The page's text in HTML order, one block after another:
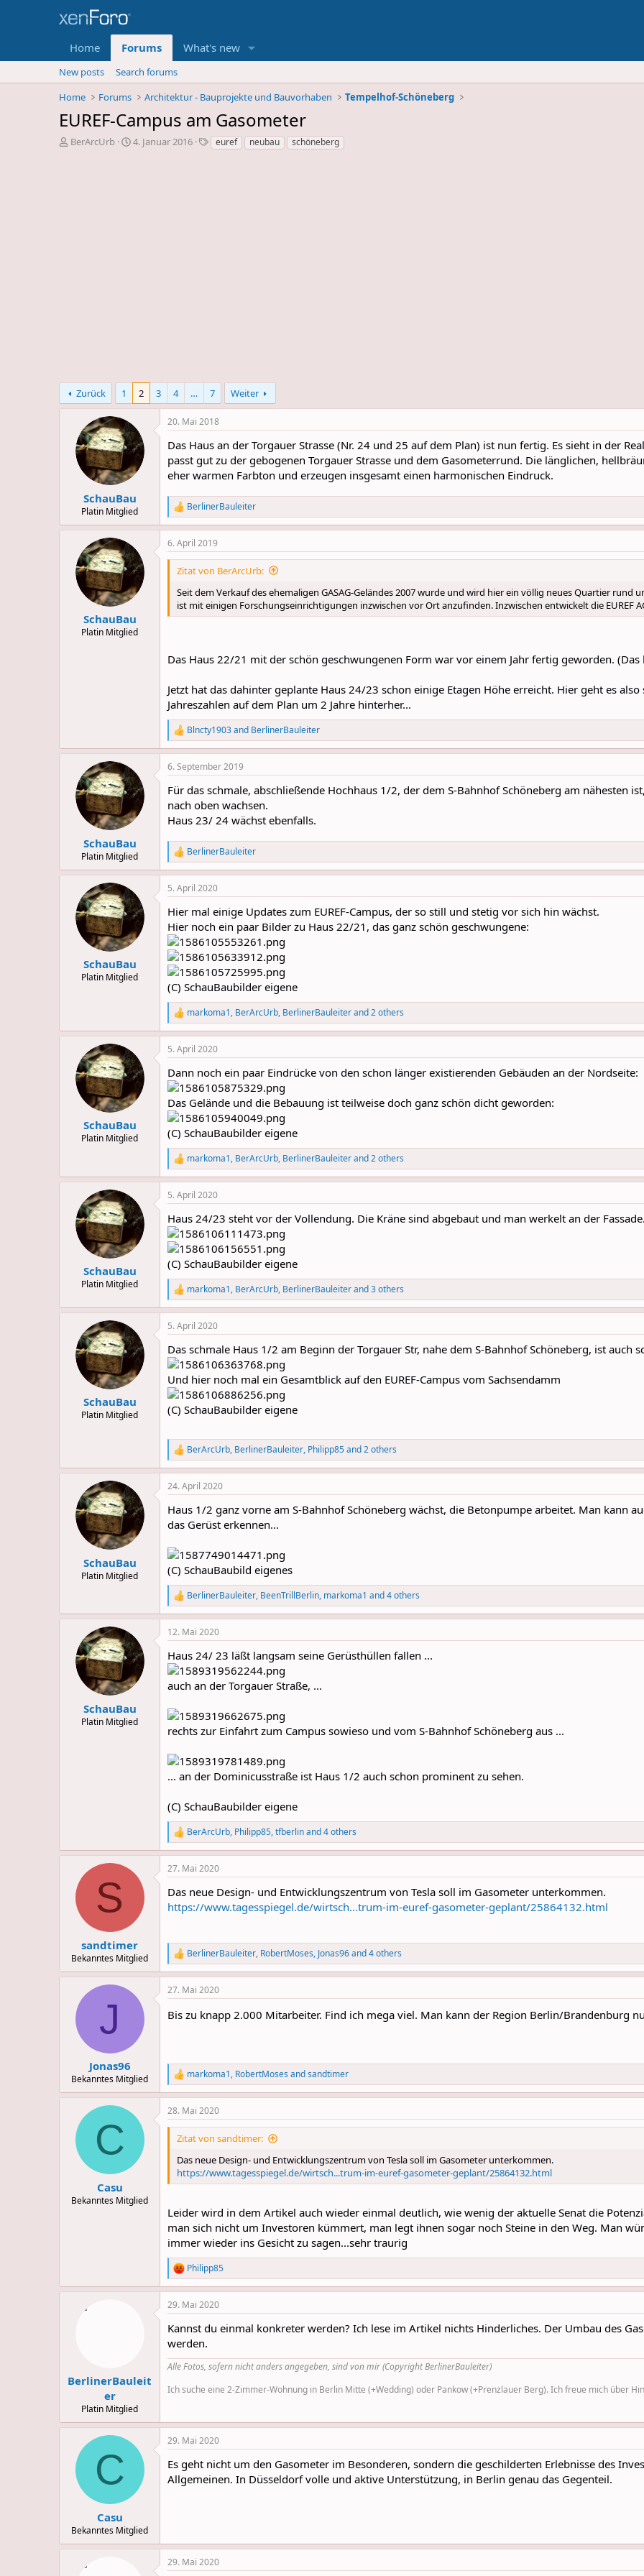
Home Forums What's new
New posts
Search forums
Home
Forums Architektur - Bauprojekte und Bauvorhaben Tempelhof-Schöneberg
EUREF-Campus am Gasometer
E
BerArcUrb
E
4. Januar 2016
S
c
euref neubau schöneberg
Zurück 1 2 3 4 … 7 Weiter
SchauBau
Platin Mitglied
20. Mai 2018
Das Haus an der Torgauer Strasse (Nr. 24 und 25 auf dem Plan) ist nun fertig. Es sieht in der
passt gut zu der gebogenen Torgauer Strasse und dem Gasometerrund. Die länglichen,
eher warmen Farbton und erzeugen insgesamt einen harmonischen Eindruck.
R
e
a
c
t
n
:
BerlinerBauleiter
SchauBau
Platin Mitglied
6. April 2019
Zitat von BerArcUrb:
Seit dem Verkauf des ehemaligen GASAG-Geländes 2007 wurde und wird hier ein völlig neues Quartier rund
ist mit einigen Forschungseinrichtigungen inzwischen vor Ort anzufinden. Inzwischen entwickelt die EUREF
Das Haus 22/21 mit der schön geschwungenen Form war vor einem Jahr fertig geworden.
Jetzt hat das dahinter geplante Haus 24/23 schon einige Etagen Höhe erreicht. Hier geht es
Jahreszahlen auf dem Plan um 2 Jahre hinterher...
R
e
a
c
i
o
n
s
:
Blncty1903and BerlinerBauleiter
SchauBau
Platin Mitglied
6. September 2019
Für das schmale, abschließende Hochhaus 1/2, der dem S-Bahnhof Schöneberg am nähesten
nach oben wachsen.
Haus 23/ 24 wächst ebenfalls.
R
e
a
c
i
o
n
s
:
BerlinerBauleiter
SchauBau
Platin Mitglied
5. April 2020
Hier mal einige Updates zum EUREF-Campus, der so still und stetig vor sich hin wächst.
Hier noch ein paar Bilder zu Haus 22/21, das ganz schön geschwungene:
(C) SchauBaubilder eigene
R
e
a
c
i
o
n
s
:
markoma1, BerArcUrb, BerlinerBauleiterand 2 others
SchauBau
Platin Mitglied
5. April 2020
Dann noch ein paar Eindrücke von den schon länger existierenden Gebäuden an der Nordseite:
Das Gelände und die Bebauung ist teilweise doch ganz schön dicht geworden:
(C) SchauBaubilder eigene
R
e
a
c
i
o
n
s
:
markoma1, BerArcUrb, BerlinerBauleiterand 2 others
SchauBau
Platin Mitglied
5. April 2020
Haus 24/23 steht vor der Vollendung. Die Kräne sind abgebaut und man werkelt an der Fassade.
(C) SchauBaubilder eigene
R
e
a
c
i
o
n
s
:
markoma1, BerArcUrb, BerlinerBauleiterand 3 others
SchauBau
Platin Mitglied
5. April 2020
Das schmale Haus 1/2 am Beginn der Torgauer Str, nahe dem S-Bahnhof Schöneberg, ist auch
Und hier noch mal ein Gesamtblick auf den EUREF-Campus vom Sachsendamm
(C) SchauBaubilder eigene
R
e
a
c
i
o
s
:
BerArcUrb, BerlinerBauleiter, Philipp85and 2 others
SchauBau
Platin Mitglied
24. April 2020
Haus 1/2 ganz vorne am S-Bahnhof Schöneberg wächst, die Betonpumpe arbeitet. Man kann
das Gerüst erkennen...
(C) SchauBaubild eigenes
R
e
a
c
i
o
s
BerlinerBauleiter, BeenTrillBerlin, markoma1 and 4 others
SchauBau
Platin Mitglied
12. Mai 2020
Haus 24/ 23 läßt langsam seine Gerüsthüllen fallen ...
auch an der Torgauer Straße, ...
rechts zur Einfahrt zum Campus sowieso und vom S-Bahnhof Schöneberg aus ...
... an der Dominicusstraße ist Haus 1/2 auch schon prominent zu sehen.
(C) SchauBaubilder eigene
R
e
a
c
i
o
:
BerArcUrb, Philipp85,tfberlinand 4 others
S
sandtimer
Bekanntes Mitglied
27. Mai 2020
Das neue Design- und Entwicklungszentrum von Tesla soll im Gasometer unterkommen.
https://www.tagesspiegel.de/wirtsch...trum-im-euref-gasometer-geplant/25864132.html
R
e
a
c
i
:
BerlinerBauleiter, RobertMoses, Jonas96and 4 others
J
Jonas96
Bekanntes Mitglied
27. Mai 2020
Bis zu knapp 2.000 Mitarbeiter. Find ich mega viel. Man kann der Region Berlin/Brandenburg
R
e
a
c
t
:
markoma1, RobertMoses andsandtimer
C
Casu
Bekanntes Mitglied
28. Mai 2020
Zitat von sandtimer:
Das neue Design- und Entwicklungszentrum von Tesla soll im Gasometer unterkommen.
https://www.tagesspiegel.de/wirtsch...trum-im-euref-gasometer-geplant/25864132.html
Leider wird in dem Artikel auch wieder einmal deutlich, wie wenig der aktuelle Senat die
man sich nicht um Investoren kümmert, man legt ihnen sogar noch Steine in den Weg. Man
immer wieder ins Gesicht zu sagen...sehr traurig
R
e
a
c
i
o
s
Philipp85
BerlinerBauleit
er
Platin Mitglied
29. Mai 2020
Kannst du einmal konkreter werden? Ich lese im Artikel nichts Hinderliches. Der Umbau des
werden.
Alle Fotos, sofern nicht anders angegeben, sind von mir (Copyright BerlinerBauleiter)
Ich suche eine 2-Zimmer-Wohnung in Berlin Mitte (+Wedding) oder Pankow (+Prenzlauer Berg). Ich freue mich über
C
Casu
Bekanntes Mitglied
29. Mai 2020
Es geht nicht um den Gasometer im Besonderen, sondern die geschilderten Erlebnisse des
Allgemeinen. In Düsseldorf volle und aktive Unterstützung, in Berlin genau das Gegenteil.
29. Mai 2020